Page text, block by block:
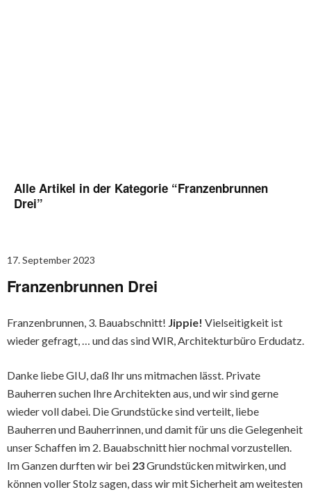
Alle Artikel in der Kategorie “Franzenbrunnen
Drei”
17. September 2023
Franzenbrunnen Drei
Franzenbrunnen, 3. Bauabschnitt! Jippie! Vielseitigkeit ist
wieder gefragt, … und das sind WIR, Architekturbüro Erdudatz.
Danke liebe GIU, daß Ihr uns mitmachen lässt. Private
Bauherren suchen Ihre Architekten aus, und wir sind gerne
wieder voll dabei. Die Grundstücke sind verteilt, liebe
Bauherren und Bauherrinnen, und damit für uns die Gelegenheit
unser Schaffen im 2. Bauabschnitt hier nochmal vorzustellen.
Im Ganzen durften wir bei 23Grundstücken mitwirken, und
können voller Stolz sagen, dass wir mit Sicherheit am weitesten